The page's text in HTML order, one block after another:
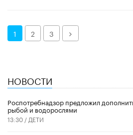
1 2 3 Далее
НОВОСТИ
Роспотребнадзор предложил
рыбой и водорослями
13:30 / ДЕТИ